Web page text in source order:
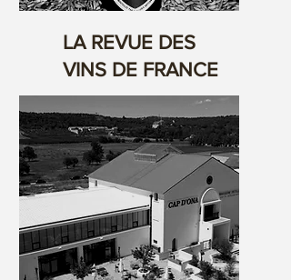
LA REVUE DES
VINS DE FRANCE
Aquí teniu el gran Campió
del Món dels World Beer
Awards.